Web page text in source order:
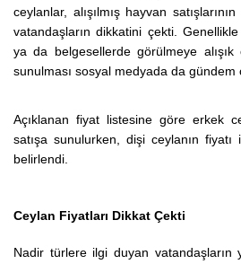
ceylanlar, alışılmış hayvan
vatandaşların dikkatini çekti.
ya da belgesellerde görülmeye alışık
sunulması sosyal medyada da gündem
Açıklanan fiyat listesine göre erkek
satışa sunulurken, dişi ceylanın
belirlendi.
Ceylan Fiyatları Dikkat Çekti
Nadir türlere ilgi duyan vatandaşların